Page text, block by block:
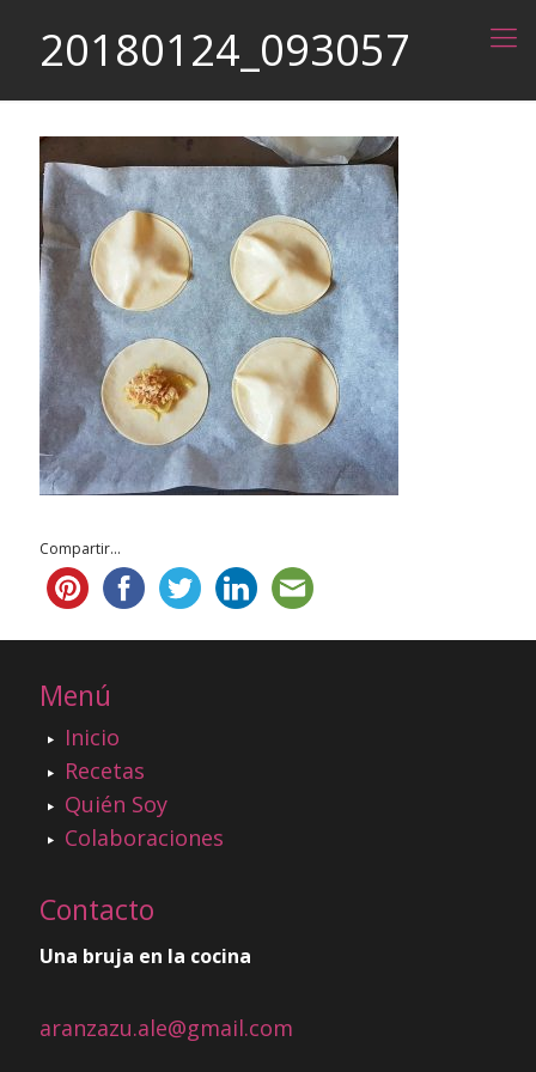
20180124_093057
Compartir...
Menú
Inicio
Recetas
Quién Soy
Colaboraciones
Contacto
Una bruja en la cocina
aranzazu.ale@gmail.com